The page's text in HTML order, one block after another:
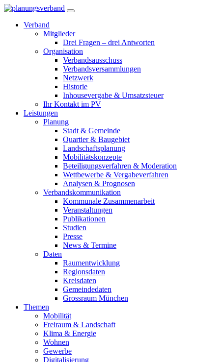
Verband
Mitglieder
Drei Fragen – drei Antworten
Organisation
Verbandsausschuss
Verbandsversammlungen
Netzwerk
Historie
Inhousevergabe & Umsatzsteuer
Ihr Kontakt im PV
Leistungen
Planung
Stadt & Gemeinde
Quartier & Baugebiet
Landschaftsplanung
Mobilitätskonzepte
Beteiligungsverfahren & Moderation
Wettbewerbe & Vergabeverfahren
Analysen & Prognosen
Verbandskommunikation
Kommunale Zusammenarbeit
Veranstaltungen
Publikationen
Studien
Presse
News & Termine
Daten
Raumentwicklung
Regionsdaten
Kreisdaten
Gemeindedaten
Grossraum München
Themen
Mobilität
Freiraum & Landschaft
Klima & Energie
Wohnen
Gewerbe
Digitalisierung